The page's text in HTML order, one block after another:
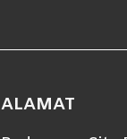
ALAMAT